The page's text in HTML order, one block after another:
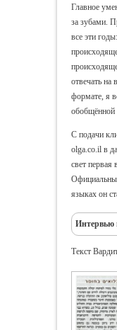
Главное
за зубами.
все эти
отвечать на
формате, я
С подачи
olga.co.il в
свет первая
языках он
Интервью
Текст